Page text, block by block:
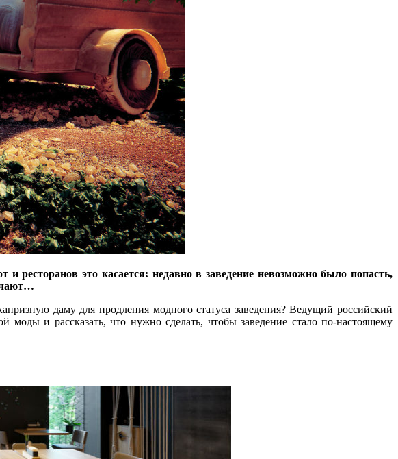
ресторанов это касается: недавно в заведение невозможно было попасть,
даму для продления модного статуса заведения? Ведущий российский
моды и рассказать, что нужно сделать, чтобы заведение стало по-настоящему